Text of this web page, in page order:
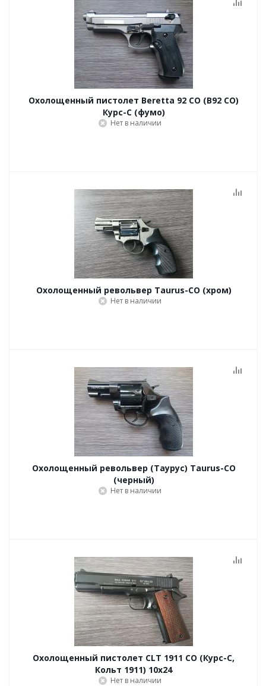
Охолощенный пистолет Beretta 92 СО (B92 СО)
Курс-С (фумо)
Нет в наличии
Охолощенный револьвер Taurus-СО (хром)
Нет в наличии
Охолощенный револьвер (Таурус) Taurus-СО
(черный)
Нет в наличии
Охолощенный пистолет CLT 1911 СО (Курс-С,
Кольт 1911) 10x24
Нет в наличии